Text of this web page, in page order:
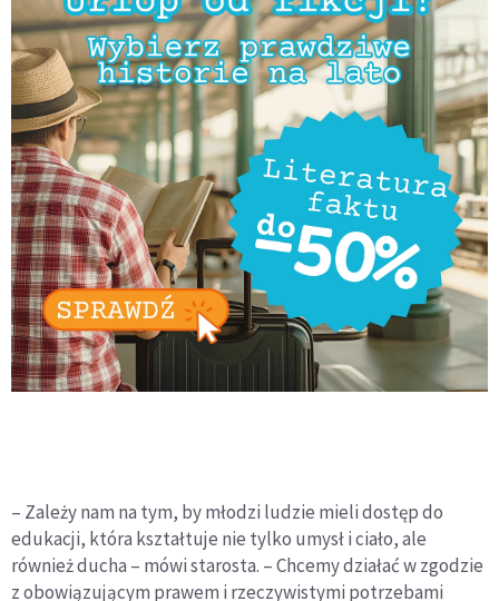
– Zależy nam na tym, by młodzi ludzie mieli dostęp do
edukacji, która kształtuje nie tylko umysł i ciało, ale
również ducha – mówi starosta. – Chcemy działać w zgodzie
z obowiązującym prawem i rzeczywistymi potrzebami